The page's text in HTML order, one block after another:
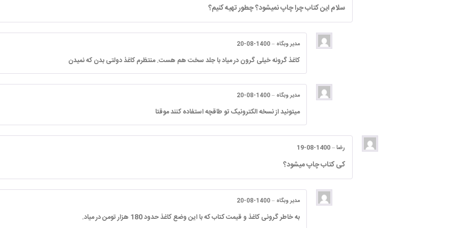
سلام این کتاب چرا چاپ نمیشود؟ چطور تهیه کنیم؟
مدیر وبگاه –
1400-08-20
کاغذ گرونه خیلی گرون در میاد با جلد سخت هم هست. منتظرم کاغذ دولتی بدن که نمیدن
مدیر وبگاه –
1400-08-20
میتونید از نسخه الکترونیک تو طاقچه استفاده کنند موقتا
رضا–
1400-08-19
کی کتاب چاپ میشود؟
مدیر وبگاه –
1400-08-20
به خاطر گرونی کاغذ و قیمت کتاب که با این وضع کاغذ حدود 180 هزار تومن در میاد.